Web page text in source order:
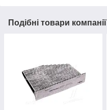
Подібні товари компанії